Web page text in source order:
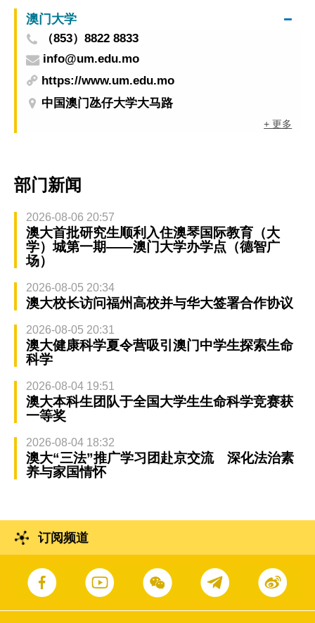
澳门大学
（853）8822 8833
info@um.edu.mo
https://www.um.edu.mo
中国澳门氹仔大学大马路
+ 更多
部门新闻
2026-08-06 20:57
澳大首批研究生顺利入住澳琴国际教育（大
学）城第一期——澳门大学办学点（德智广
场）
2026-08-05 20:34
澳大校长访问福州高校并与华大签署合作协议
2026-08-05 20:31
澳大健康科学夏令营吸引澳门中学生探索生命
科学
2026-08-04 19:51
澳大本科生团队于全国大学生生命科学竞赛获
一等奖
2026-08-04 18:32
澳大“三法”推广学习团赴京交流 深化法治素
养与家国情怀
订阅频道